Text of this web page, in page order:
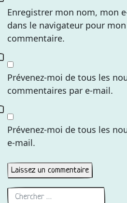
Enregistrer mon nom, mon
dans le navigateur pour
commentaire.
Prévenez-moi de tous les
commentaires par e-mail.
Prévenez-moi de tous les
e-mail.